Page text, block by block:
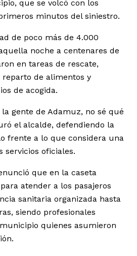
que se volcó con los
minutos del siniestro.
de poco más de 4.000
noche a centenares de
en tareas de rescate,
reparto de alimentos y
de acogida.
gente de Adamuz, no sé qué
el alcalde, defendiendo la
frente a lo que considera una
servicios oficiales.
que en la caseta
atender a los pasajeros
sanitaria organizada hasta
siendo profesionales
quienes asumieron